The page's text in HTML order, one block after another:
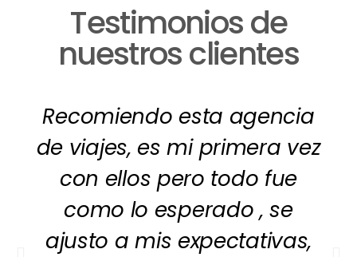
Testimonios de
nuestros clientes
Recomiendo esta agencia
de viajes, es mi primera vez
con ellos pero todo fue
como lo esperado , se
ajusto a mis expectativas,